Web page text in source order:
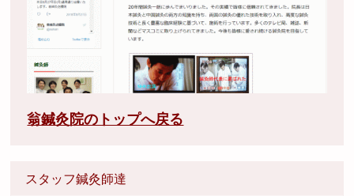
翁鍼灸院のトップへ戻る
スタッフ鍼灸師達